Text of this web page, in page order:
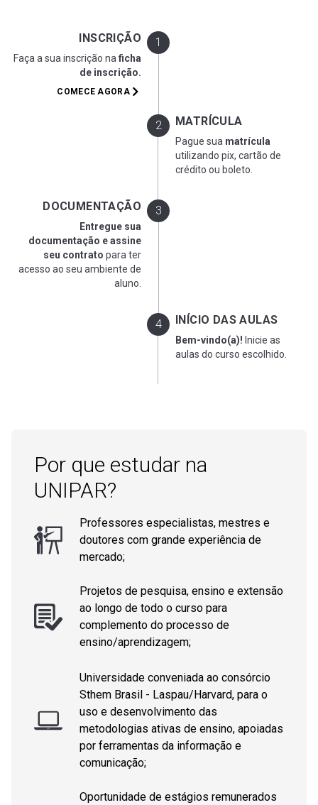
INSCRIÇÃO
Faça a sua inscrição na ficha
de inscrição.
COMECE AGORA
MATRÍCULA
Pague sua matrícula
utilizando pix, cartão de
crédito ou boleto.
DOCUMENTAÇÃO
Entregue sua
documentação e assine
seu contrato para ter
acesso ao seu ambiente de
aluno.
INÍCIO DAS AULAS
Bem-vindo(a)! Inicie as
aulas do curso escolhido.
Por que estudar na
UNIPAR?
Professores especialistas, mestres e
doutores com grande experiência de
mercado;
Projetos de pesquisa, ensino e extensão
ao longo de todo o curso para
complemento do processo de
ensino/aprendizagem;
Universidade conveniada ao consórcio
Sthem Brasil - Laspau/Harvard, para o
uso e desenvolvimento das
metodologias ativas de ensino, apoiadas
por ferramentas da informação e
comunicação;
Oportunidade de estágios remunerados